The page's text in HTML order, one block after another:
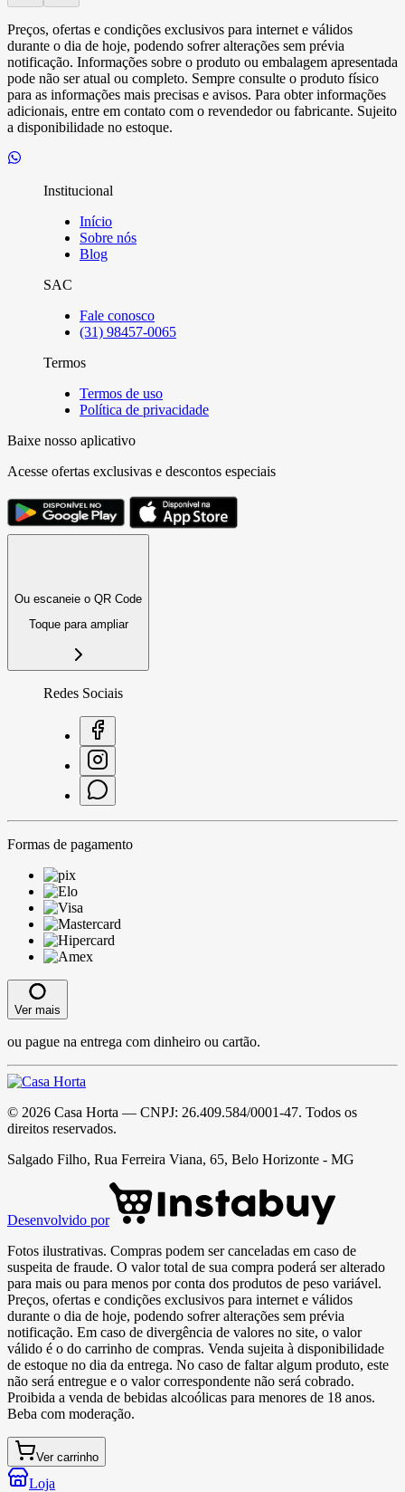
Preços, ofertas e condições exclusivos para internet e válidos
durante o dia de hoje, podendo sofrer alterações sem prévia
notificação. Informações sobre o produto ou embalagem apresentada
pode não ser atual ou completo. Sempre consulte o produto físico
para as informações mais precisas e avisos. Para obter informações
adicionais, entre em contato com o revendedor ou fabricante. Sujeito
a disponibilidade no estoque.
Institucional
Início
Sobre nós
Blog
SAC
Fale conosco
(31) 98457-0065
Termos
Termos de uso
Política de privacidade
Baixe nosso aplicativo
Acesse ofertas exclusivas e descontos especiais
Ou escaneie o QR Code
Toque para ampliar
Redes Sociais
Formas de pagamento
Ver mais
ou pague na entrega com dinheiro ou cartão.
© 2026 Casa Horta — CNPJ: 26.409.584/0001-47. Todos os
direitos reservados.
Salgado Filho, Rua Ferreira Viana, 65, Belo Horizonte - MG
Desenvolvido por
Fotos ilustrativas. Compras podem ser canceladas em caso de
suspeita de fraude. O valor total de sua compra poderá ser alterado
para mais ou para menos por conta dos produtos de peso variável.
Preços, ofertas e condições exclusivos para internet e válidos
durante o dia de hoje, podendo sofrer alterações sem prévia
notificação. Em caso de divergência de valores no site, o valor
válido é o do carrinho de compras. Venda sujeita à disponibilidade
de estoque no dia da entrega. No caso de faltar algum produto, este
não será entregue e o valor correspondente não será cobrado.
Proibida a venda de bebidas alcoólicas para menores de 18 anos.
Beba com moderação.
Ver carrinho
Loja